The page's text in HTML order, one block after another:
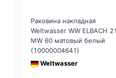
Раковина накладная
Weltwasser WW ELBACH
MW 60 матовый белый
(10000004641)
Weltwasser